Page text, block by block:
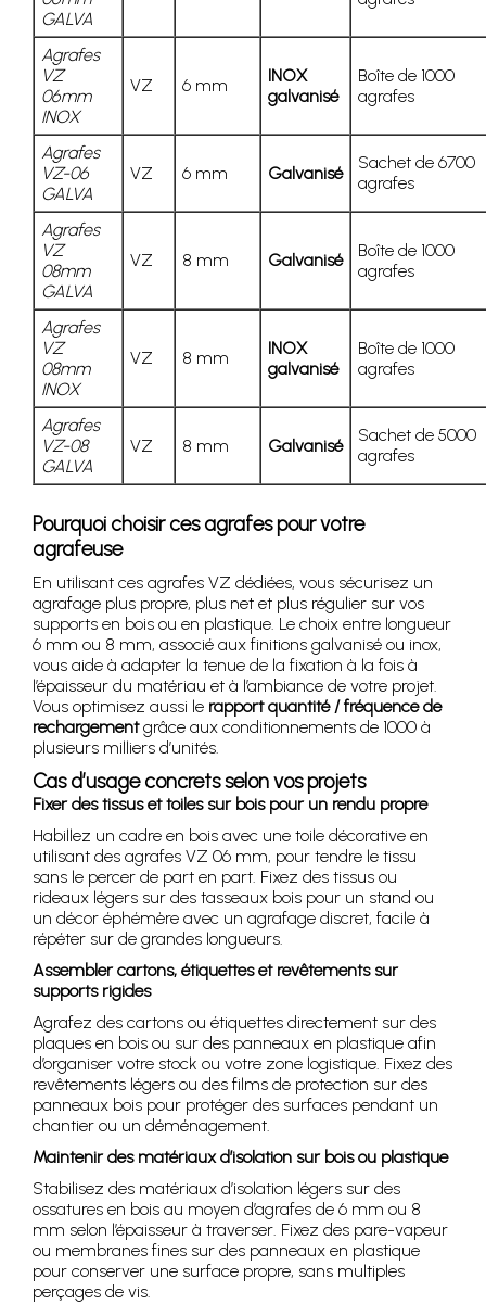
GALVA
Agrafes
VZ
06mm
INOX
VZ 6 mm
INOX
galvanisé
Boîte de 1000
agrafes
Agrafes
VZ-06
GALVA
VZ 6 mm Galvanisé
Sachet de 6700
agrafes
Agrafes
VZ
08mm
GALVA
VZ 8 mm Galvanisé
Boîte de 1000
agrafes
Agrafes
VZ
08mm
INOX
VZ 8 mm
INOX
galvanisé
Boîte de 1000
agrafes
Agrafes
VZ-08
GALVA
VZ 8 mm Galvanisé
Sachet de 5000
agrafes
Pourquoi choisir ces agrafes pour votre
agrafeuse
En utilisant ces agrafes VZ dédiées, vous sécurisez un
agrafage plus propre, plus net et plus régulier sur vos
supports en bois ou en plastique. Le choix entre longueur
6 mm ou 8 mm, associé aux finitions galvanisé ou inox,
vous aide à adapter la tenue de la fixation à la fois à
l’épaisseur du matériau et à l’ambiance de votre projet.
Vous optimisez aussi le rapport quantité / fréquence de
rechargementgrâce aux conditionnements de 1000 à
plusieurs milliers d’unités.
Cas d’usage concrets selon vos projets
Fixer des tissus et toiles sur bois pour un rendu propre
Habillez un cadre en bois avec une toile décorative en
utilisant des agrafes VZ 06 mm, pour tendre le tissu
sans le percer de part en part. Fixez des tissus ou
rideaux légers sur des tasseaux bois pour un stand ou
un décor éphémère avec un agrafage discret, facile à
répéter sur de grandes longueurs.
Assembler cartons, étiquettes et revêtements sur
supports rigides
Agrafez des cartons ou étiquettes directement sur des
plaques en bois ou sur des panneaux en plastique afin
d’organiser votre stock ou votre zone logistique. Fixez des
revêtements légers ou des films de protection sur des
panneaux bois pour protéger des surfaces pendant un
chantier ou un déménagement.
Maintenir des matériaux d’isolation sur bois ou plastique
Stabilisez des matériaux d’isolation légers sur des
ossatures en bois au moyen d’agrafes de 6 mm ou 8
mm selon l’épaisseur à traverser. Fixez des pare-vapeur
ou membranes fines sur des panneaux en plastique
pour conserver une surface propre, sans multiples
perçages de vis.